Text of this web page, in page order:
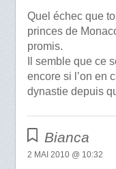
Quel échec que
princes de
promis.
Il semble que ce
encore si l’on en
dynastie depuis
Bianca
2 MAI 2010 @ 10:32